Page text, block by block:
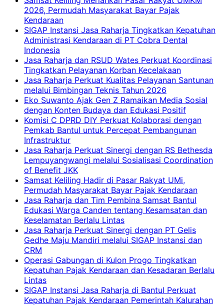
2026, Permudah Masyarakat Bayar Pajak
Kendaraan
SIGAP Instansi Jasa Raharja Tingkatkan Kepatuhan
Administrasi Kendaraan di PT Cobra Dental
Indonesia
Jasa Raharja dan RSUD Wates Perkuat Koordinasi
Tingkatkan Pelayanan Korban Kecelakaan
Jasa Raharja Perkuat Kualitas Pelayanan Santunan
melalui Bimbingan Teknis Tahun 2026
Eko Suwanto Ajak Gen Z Ramaikan Media Sosial
dengan Konten Budaya dan Edukasi Positif
Komisi C DPRD DIY Perkuat Kolaborasi dengan
Pemkab Bantul untuk Percepat Pembangunan
Infrastruktur
Jasa Raharja Perkuat Sinergi dengan RS Bethesda
Lempuyangwangi melalui Sosialisasi Coordination
of Benefit JKK
Samsat Keliling Hadir di Pasar Rakyat UMi,
Permudah Masyarakat Bayar Pajak Kendaraan
Jasa Raharja dan Tim Pembina Samsat Bantul
Edukasi Warga Canden tentang Kesamsatan dan
Keselamatan Berlalu Lintas
Jasa Raharja Perkuat Sinergi dengan PT Gelis
Gedhe Maju Mandiri melalui SIGAP Instansi dan
CRM
Operasi Gabungan di Kulon Progo Tingkatkan
Kepatuhan Pajak Kendaraan dan Kesadaran Berlalu
Lintas
SIGAP Instansi Jasa Raharja di Bantul Perkuat
Kepatuhan Pajak Kendaraan Pemerintah Kalurahan